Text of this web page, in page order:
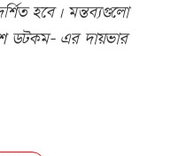
হবে। মন্তব্যগুলো
ডটকম- এর দায়ভার